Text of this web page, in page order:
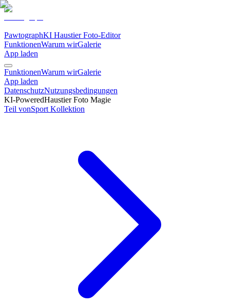
PawtographKI Haustier Foto-Editor
FunktionenWarum wirGalerie
App laden
FunktionenWarum wirGalerie
App laden
DatenschutzNutzungsbedingungen
KI-PoweredHaustier Foto Magie
Teil vonSport Kollektion